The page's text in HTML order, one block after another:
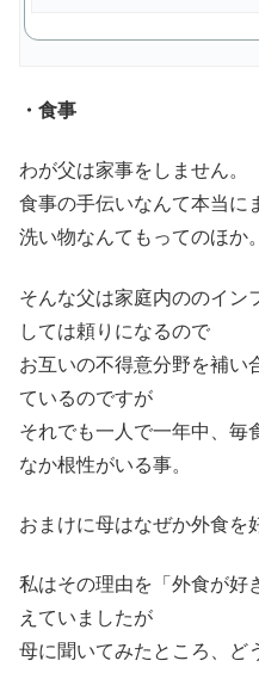
・食事
わが父は家事をしません。
食事の手伝いなんて本当に
洗い物なんてもってのほか。
そんな父は家庭内ののイン
しては頼りになるので
お互いの不得意分野を補い
ているのですが
それでも一人で一年中、毎
なか根性がいる事。
おまけに母はなぜか外食を
私はその理由を「外食が好
えていましたが
母に聞いてみたところ、ど